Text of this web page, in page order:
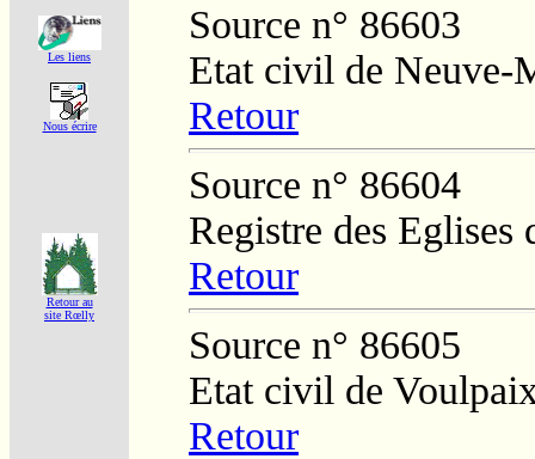
Les liens
Nous écrire
Retour au
site Rœlly
Source n° 86603
Etat civil de Neuve-
Retour
Source n° 86604
Registre des Eglises
Retour
Source n° 86605
Etat civil de
Retour